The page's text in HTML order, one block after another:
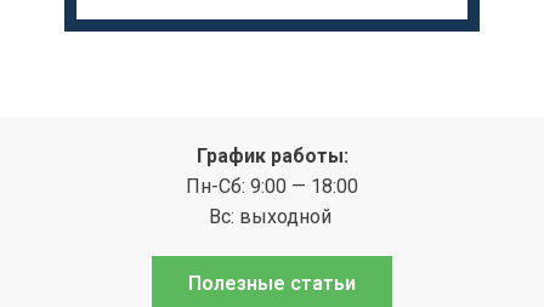
График работы:
Пн-Сб: 9:00 — 18:00
Вс: выходной
Полезные статьи